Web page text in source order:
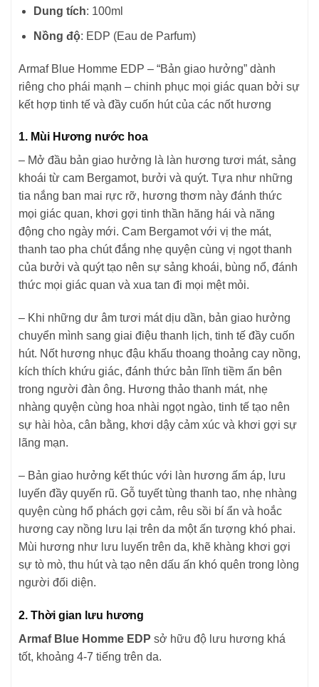
Dung tích: 100ml
Nồng độ: EDP (Eau de Parfum)
Armaf Blue Homme EDP – “Bản giao hưởng” dành
riêng cho phái mạnh – chinh phục mọi giác quan bởi sự
kết hợp tinh tế và đầy cuốn hút của các nốt hương
1. Mùi Hương nước hoa
– Mở đầu bản giao hưởng là làn hương tươi mát, sảng
khoái từ cam Bergamot, bưởi và quýt. Tựa như những
tia nắng ban mai rực rỡ, hương thơm này đánh thức
mọi giác quan, khơi gợi tinh thần hăng hái và năng
động cho ngày mới. Cam Bergamot với vị the mát,
thanh tao pha chút đắng nhẹ quyện cùng vị ngọt thanh
của bưởi và quýt tạo nên sự sảng khoái, bùng nổ, đánh
thức mọi giác quan và xua tan đi mọi mệt mỏi.
– Khi những dư âm tươi mát dịu dần, bản giao hưởng
chuyển mình sang giai điệu thanh lịch, tinh tế đầy cuốn
hút. Nốt hương nhục đậu khấu thoang thoảng cay nồng,
kích thích khứu giác, đánh thức bản lĩnh tiềm ẩn bên
trong người đàn ông. Hương thảo thanh mát, nhẹ
nhàng quyện cùng hoa nhài ngọt ngào, tinh tế tạo nên
sự hài hòa, cân bằng, khơi dậy cảm xúc và khơi gợi sự
lãng mạn.
– Bản giao hưởng kết thúc với làn hương ấm áp, lưu
luyến đầy quyến rũ. Gỗ tuyết tùng thanh tao, nhẹ nhàng
quyện cùng hổ phách gợi cảm, rêu sồi bí ẩn và hoắc
hương cay nồng lưu lại trên da một ấn tượng khó phai.
Mùi hương như lưu luyến trên da, khẽ khàng khơi gợi
sự tò mò, thu hút và tạo nên dấu ấn khó quên trong lòng
người đối diện.
2. Thời gian lưu hương
Armaf Blue Homme EDP sở hữu độ lưu hương khá
tốt, khoảng 4-7 tiếng trên da.